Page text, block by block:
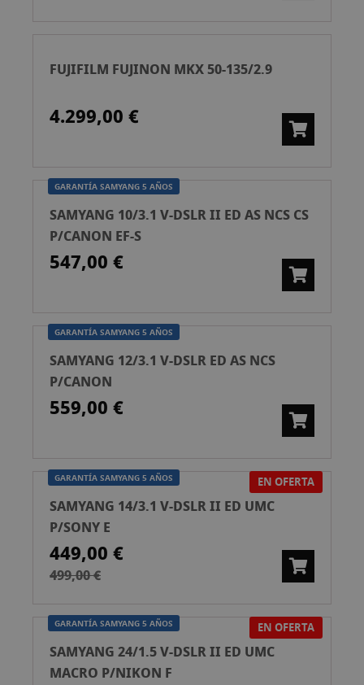
FUJIFILM FUJINON MKX 50-135/2.9
4.299,00 €
GARANTÍA SAMYANG 5 AÑOS
SAMYANG 10/3.1 V-DSLR II ED AS NCS CS
P/CANON EF-S
547,00 €
GARANTÍA SAMYANG 5 AÑOS
SAMYANG 12/3.1 V-DSLR ED AS NCS
P/CANON
559,00 €
GARANTÍA SAMYANG 5 AÑOS EN OFERTA
SAMYANG 14/3.1 V-DSLR II ED UMC
P/SONY E
449,00 €
499,00 €
GARANTÍA SAMYANG 5 AÑOS EN OFERTA
SAMYANG 24/1.5 V-DSLR II ED UMC
MACRO P/NIKON F